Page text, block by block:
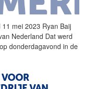
mei 2023 Ryan Baij
Nederland Dat werd
donderdagavond in de
VOOR